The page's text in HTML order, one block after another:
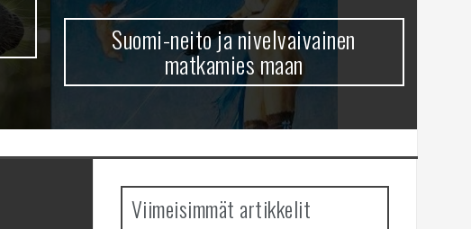
Suomi-neito ja nivelvaivainen
matkamies maan
Viimeisimmät artikkelit